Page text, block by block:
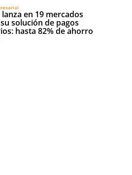
en 19 mercados
solución de pagos
hasta 82% de ahorro